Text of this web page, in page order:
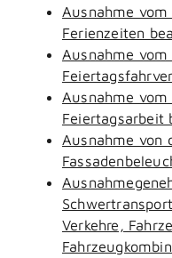
Ausnahme
Ferienzeiten
Ausnahme vom
Ausnahme
Feiertagsarbeit
Ausnahme von
Verkehre,